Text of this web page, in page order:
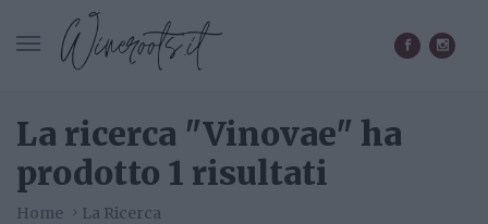
La ricerca "Vinovae" ha
prodotto 1 risultati
Home La Ricerca